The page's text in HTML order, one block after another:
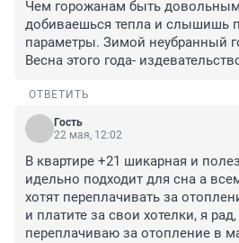
Чем горожанам быть
добиваешься тепла и слышишь
параметры. Зимой неубранный
Весна этого года-
ОТВЕТИТЬ
Гость
22 мая, 12:02
В квартире +21 шикарная и
идельно подходит для сна а
хотят переплачивать за
и платите за свои хотелки, я
переплачиваю за отопление в